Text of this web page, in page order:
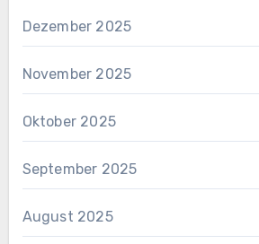
Dezember 2025
November 2025
Oktober 2025
September 2025
August 2025